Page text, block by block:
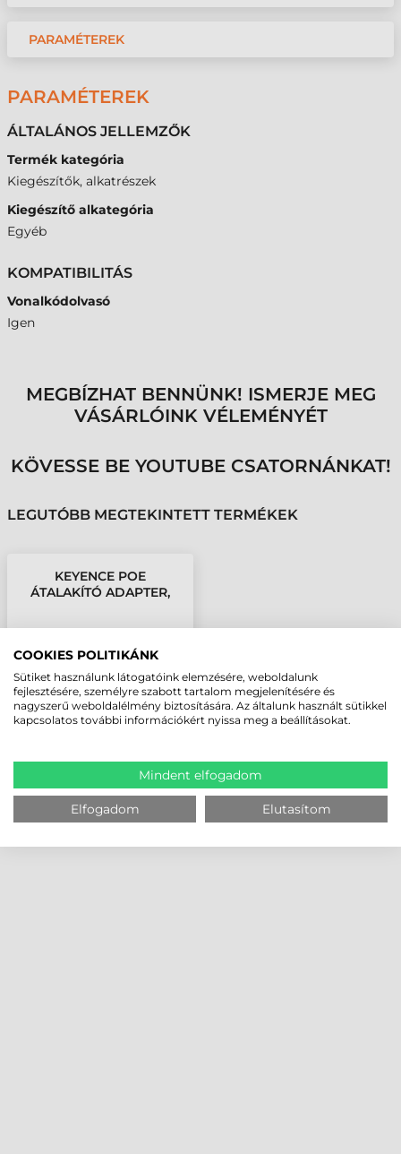
PARAMÉTEREK
PARAMÉTEREK
ÁLTALÁNOS JELLEMZŐK
Termék kategória
Kiegészítők, alkatrészek
Kiegészítő alkategória
Egyéb
KOMPATIBILITÁS
Vonalkódolvasó
Igen
MEGBÍZHAT BENNÜNK! ISMERJE MEG
VÁSÁRLÓINK VÉLEMÉNYÉT
KÖVESSE BE YOUTUBE CSATORNÁNKAT!
LEGUTÓBB MEGTEKINTETT TERMÉKEK
KEYENCE POE
ÁTALAKÍTÓ ADAPTER,
COOKIES POLITIKÁNK
Sütiket használunk látogatóink elemzésére, weboldalunk
fejlesztésére, személyre szabott tartalom megjelenítésére és
nagyszerű weboldalélmény biztosítására. Az általunk használt sütikkel
kapcsolatos további információkért nyissa meg a beállításokat.
Mindent elfogadom
Elfogadom Elutasítom